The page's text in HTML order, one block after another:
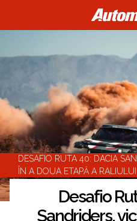
DESAFIO RUTA 40: DACIA
ÎN A DOUA ETAPĂ A
Desafio
Sandriders,